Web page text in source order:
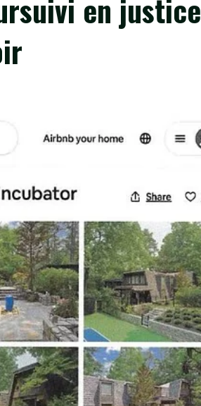
en justice